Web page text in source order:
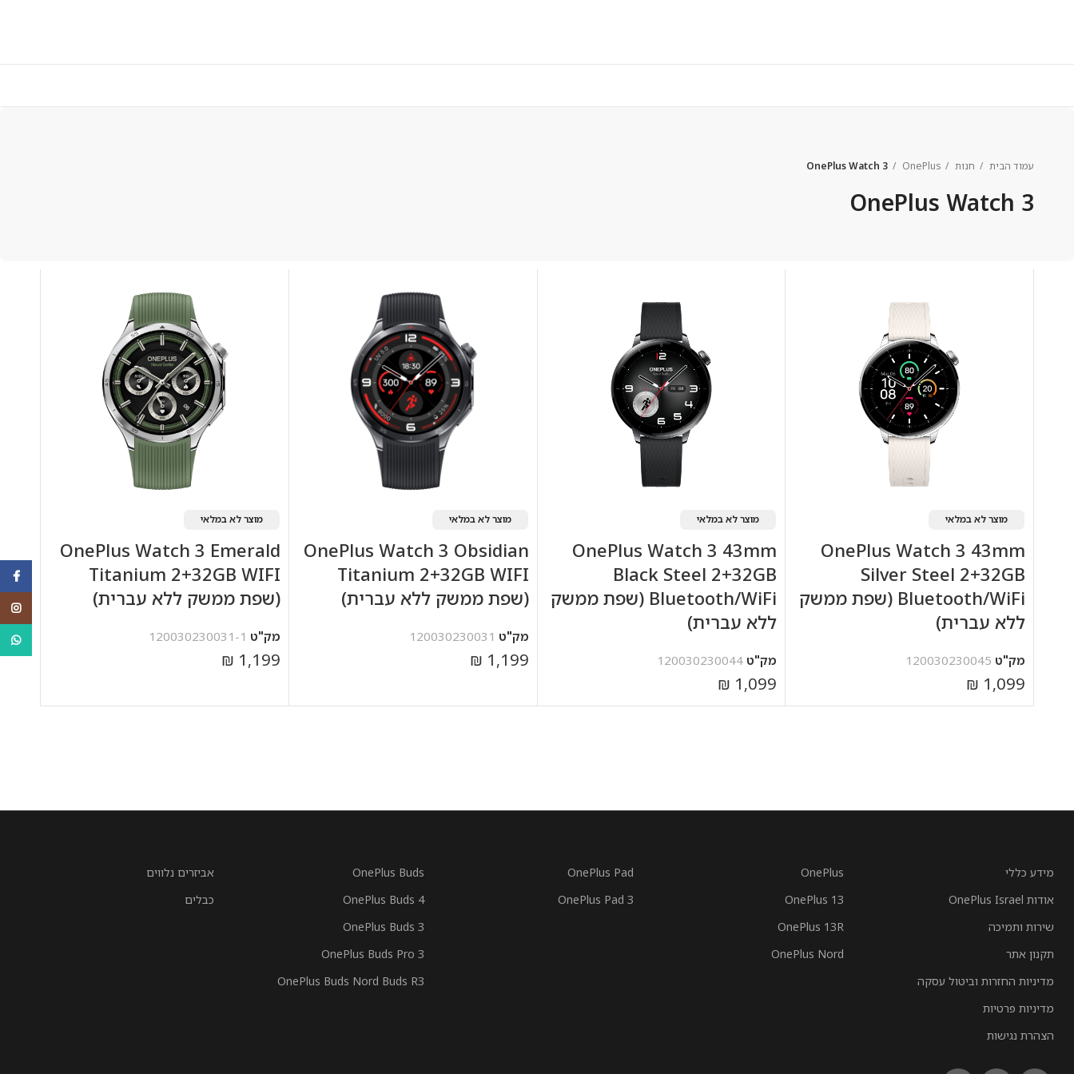
עמוד הבית חנות OnePlus
OnePlus Watch 3
OnePlus Watch 3
מוצר לא במלאי
OnePlus Watch 3 43mm
Silver Steel 2+32GB
Bluetooth/WiFi (שפת ממשק
ללא עברית)
מק"ט 120030230045
₪ 1,099
מידע נוסף
מוצר לא במלאי
OnePlus Watch 3 43mm
Black Steel 2+32GB
Bluetooth/WiFi (שפת ממשק
ללא עברית)
מק"ט 120030230044
₪ 1,099
מידע נוסף
מוצר לא במלאי
OnePlus Watch 3 Obsidian
Titanium 2+32GB WIFI
(שפת ממשק ללא עברית)
מק"ט 120030230031
₪ 1,199
מוצר לא במלאי
OnePlus Watch 3 Emerald
Titanium 2+32GB WIFI
(שפת ממשק ללא עברית)
מק"ט 120030230031-1
₪ 1,199
מידע כללי
אודות OnePlus Israel
שירות ותמיכה
תקנון אתר
מדיניות החזרות וביטול עסקה
מדיניות פרטיות
הצהרת נגישות
OnePlus
OnePlus 13
OnePlus 13R
OnePlus Nord
OnePlus Pad
OnePlus Pad 3
OnePlus Buds
OnePlus Buds 4
OnePlus Buds 3
OnePlus Buds Pro 3
OnePlus Buds Nord Buds R3
אביזרים נלווים
כבלים